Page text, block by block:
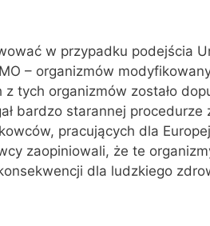
w przypadku podejścia
– organizmów
tych organizmów zostało
bardzo starannej procedurze
pracujących dla
zaopiniowali, że te
dla ludzkiego